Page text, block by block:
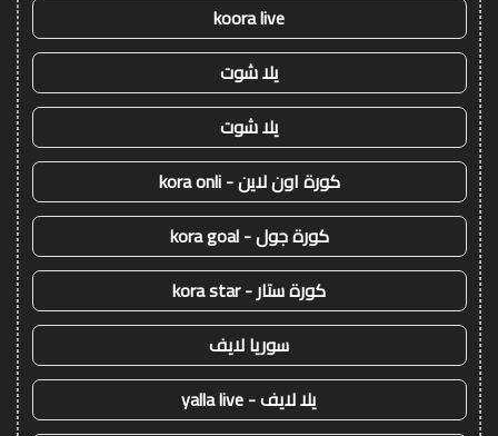
koora live
يلا شوت
يلا شوت
كورة اون لاين - kora onli
كورة جول - kora goal
كورة ستار - kora star
سوريا لايف
يلا لايف - yalla live